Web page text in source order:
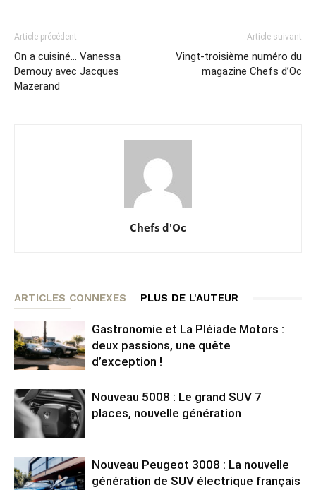
Article précédent
On a cuisiné… Vanessa
Demouy avec Jacques
Mazerand
Article suivant
Vingt-troisième numéro du
magazine Chefs d’Oc
Chefs d'Oc
ARTICLES CONNEXES PLUS DE L'AUTEUR
Gastronomie et La Pléiade Motors :
deux passions, une quête
d’exception !
Nouveau 5008 : Le grand SUV 7
places, nouvelle génération
Nouveau Peugeot 3008 : La nouvelle
génération de SUV électrique français